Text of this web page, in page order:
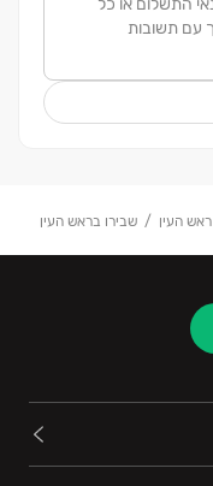
ראש העין שבירו בראש העין